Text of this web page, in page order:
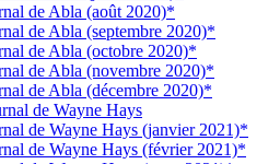
de Abla (août 2020)*
de Abla (septembre 2020)*
de Abla (octobre 2020)*
de Abla (novembre 2020)*
de Abla (décembre 2020)*
de Wayne Hays
de Wayne Hays (janvier 2021)*
de Wayne Hays (février 2021)*